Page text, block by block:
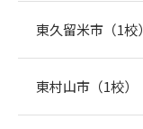
東久留米市（1校）
東村山市（1校）